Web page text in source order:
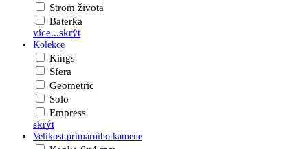
Strom života
Baterka
více...skrýt
Kolekce
Kings
Sfera
Geometric
Solo
Empress
skrýt
Velikost primárního kamene